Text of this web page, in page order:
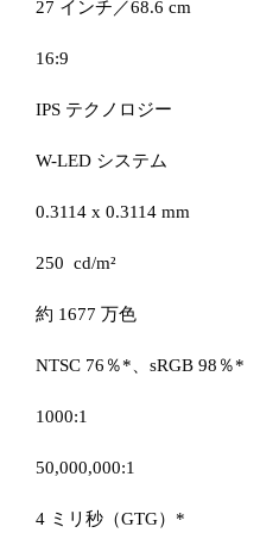
27 インチ／68.6 cm
16:9
IPS テクノロジー
W-LED システム
0.3114 x 0.3114 mm
250 cd/m²
約 1677 万色
NTSC 76％*、sRGB 98％*
1000:1
50,000,000:1
4 ミリ秒（GTG）*